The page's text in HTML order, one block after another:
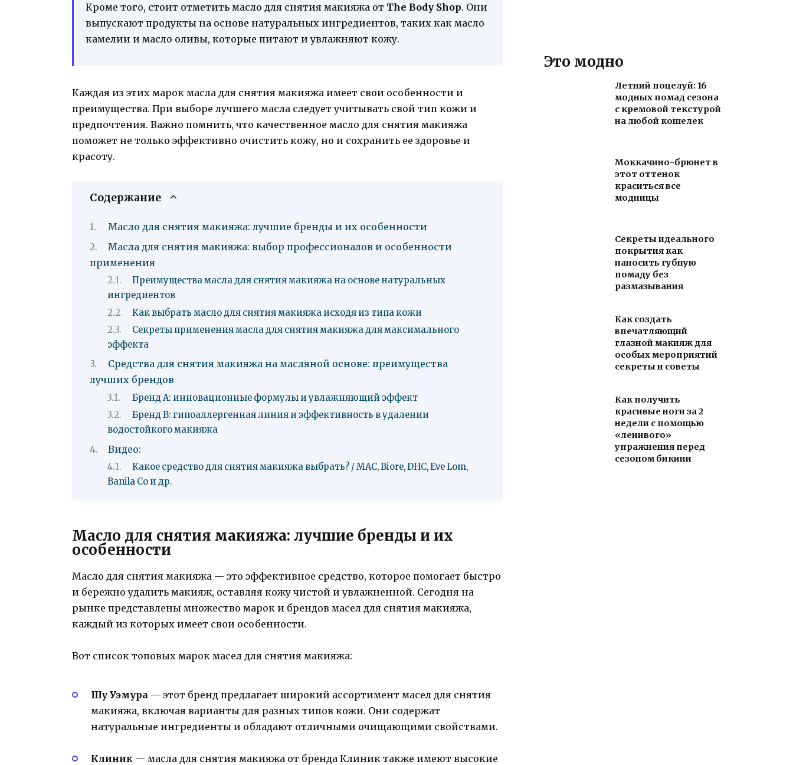
Кроме того, стоит отметить масло для снятия макияжа от The Body Shop. Они
выпускают продукты на основе натуральных ингредиентов, таких как масло
камелии и масло оливы, которые питают и увлажняют кожу.
Каждая из этих марок масла для снятия макияжа имеет свои особенности и
преимущества. При выборе лучшего масла следует учитывать свой тип кожи и
предпочтения. Важно помнить, что качественное масло для снятия макияжа
поможет не только эффективно очистить кожу, но и сохранить ее здоровье и
красоту.
Содержание
Масло для снятия макияжа: лучшие бренды и их особенности
Масла для снятия макияжа: выбор профессионалов и особенности
применения
Преимущества масла для снятия макияжа на основе натуральных
ингредиентов
Как выбрать масло для снятия макияжа исходя из типа кожи
Секреты применения масла для снятия макияжа для максимального
эффекта
Средства для снятия макияжа на масляной основе: преимущества
лучших брендов
Бренд A: инновационные формулы и увлажняющий эффект
Бренд В: гипоаллергенная линия и эффективность в удалении
водостойкого макияжа
Видео:
Какое средство для снятия макияжа выбрать? / MAC, Biore, DHC, Eve Lom,
Banila Co и др.
Масло для снятия макияжа: лучшие бренды и их
особенности
Масло для снятия макияжа — это эффективное средство, которое помогает быстро
и бережно удалить макияж, оставляя кожу чистой и увлажненной. Сегодня на
рынке представлены множество марок и брендов масел для снятия макияжа,
каждый из которых имеет свои особенности.
Вот список топовых марок масел для снятия макияжа:
Шу Уэмура — этот бренд предлагает широкий ассортимент масел для снятия
макияжа, включая варианты для разных типов кожи. Они содержат
натуральные ингредиенты и обладают отличными очищающими свойствами.
Клиник — масла для снятия макияжа от бренда Клиник также имеют высокие
Это модно
Летний поцелуй: 16
модных помад сезона
с кремовой текстурой
на любой кошелек
Моккачино-брюнет в
этот оттенок
краситься все
модницы
Секреты идеального
покрытия как
наносить губную
помаду без
размазывания
Как создать
впечатляющий
глазной макияж для
особых мероприятий
секреты и советы
Как получить
красивые ноги за 2
недели с помощью
«ленивого»
упражнения перед
сезоном бикини